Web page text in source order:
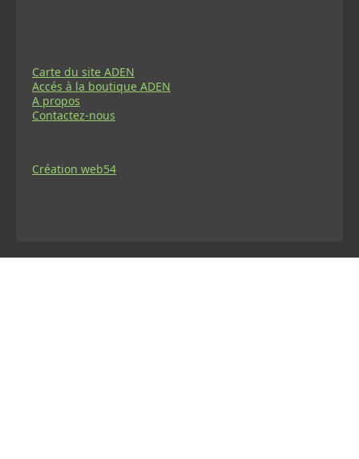
Carte du site ADEN
Accés à la boutique ADEN
A propos
Contactez-nous
Création web54